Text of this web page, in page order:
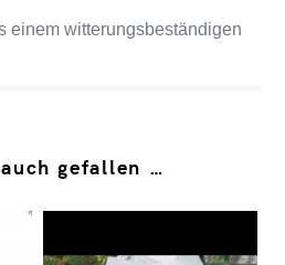
einem witterungsbeständigen
gefallen …